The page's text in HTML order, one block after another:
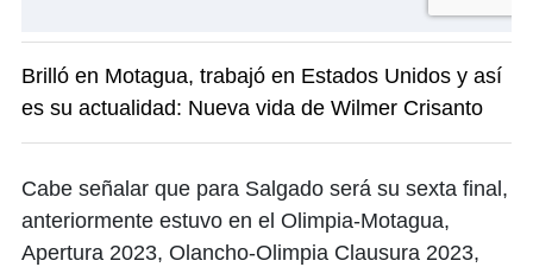
Brilló en Motagua, trabajó en Estados Unidos y así
es su actualidad: Nueva vida de Wilmer Crisanto
Cabe señalar que para Salgado será su sexta final,
anteriormente estuvo en el Olimpia-Motagua,
Apertura 2023, Olancho-Olimpia Clausura 2023,